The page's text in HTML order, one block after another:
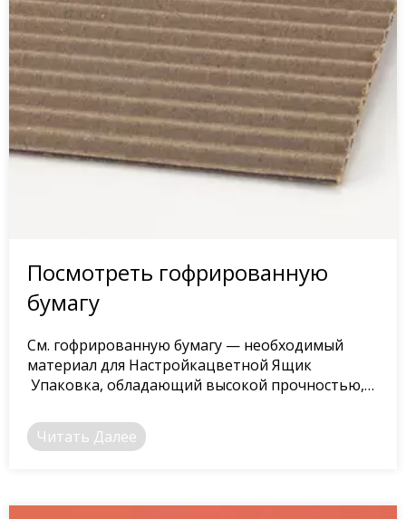
Посмотреть гофрированную
бумагу
См. гофрированную бумагу — необходимый
материал для Настройкацветной Ящик
Упаковка, обладающий высокой прочностью,
технологическими эффектами.
Читать Далее